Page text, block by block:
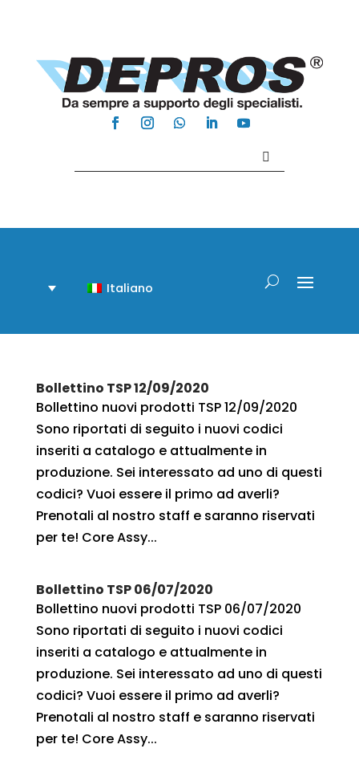
Italiano
Bollettino TSP 12/09/2020
Bollettino nuovi prodotti TSP 12/09/2020
Sono riportati di seguito i nuovi codici
inseriti a catalogo e attualmente in
produzione. Sei interessato ad uno di questi
codici? Vuoi essere il primo ad averli?
Prenotali al nostro staff e saranno riservati
per te! Core Assy...
Bollettino TSP 06/07/2020
Bollettino nuovi prodotti TSP 06/07/2020
Sono riportati di seguito i nuovi codici
inseriti a catalogo e attualmente in
produzione. Sei interessato ad uno di questi
codici? Vuoi essere il primo ad averli?
Prenotali al nostro staff e saranno riservati
per te! Core Assy...